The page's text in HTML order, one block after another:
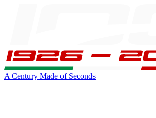
A Century Made of Seconds